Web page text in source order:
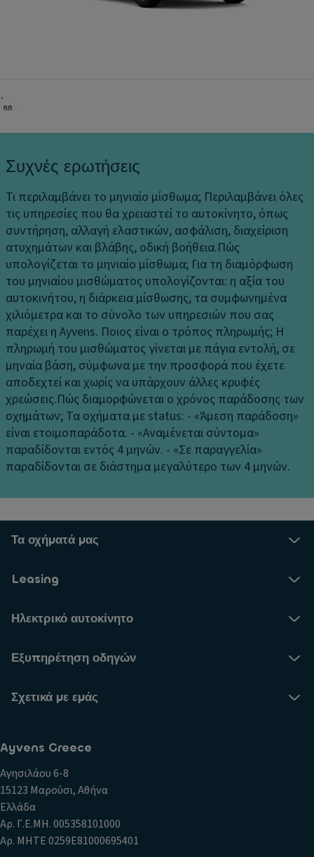
Ανάκτηση ενέργειας πέδησης
Αισθητήρες παρκαρίσματος πίσω & κάμερα
οπισθοπορείας
Προβολείς ομίχλης
Προειδοποίηση αλλαγής λωρίδας
Αισθητήρας προσπεράσματος
Φώτα πορείας LED
7 αερόσακοι
Πίσω κεντρική ζώνη ασφαλείας 3 σημείων
Προετοιμασία Isofix
Σύστημα εκκίνησης σε ανηφόρα
Συχνές ερωτήσεις
Τι περιλαμβάνει το μηνιαίο μίσθωμα; Περιλαμβάνει όλες
τις υπηρεσίες που θα χρειαστεί το αυτοκίνητο, όπως
συντήρηση, αλλαγή ελαστικών, ασφάλιση, διαχείριση
ατυχημάτων και βλάβης, οδική βοήθεια.Πώς
υπολογίζεται το μηνιαίο μίσθωμα; Για τη διαμόρφωση
του μηνιαίου μισθώματος υπολογίζονται: η αξία του
αυτοκινήτου, η διάρκεια μίσθωσης, τα συμφωνημένα
χιλιόμετρα και το σύνολο των υπηρεσιών που σας
παρέχει η Ayvens. Ποιος είναι ο τρόπος πληρωμής; Η
πληρωμή του μισθώματος γίνεται με πάγια εντολή, σε
μηναία βάση, σύμφωνα με την προσφορά που έχετε
αποδεχτεί και χωρίς να υπάρχουν άλλες κρυφές
χρεώσεις.Πώς διαμορφώνεται ο χρόνος παράδοσης των
οχημάτων; Τα οχήματα με status: - «Άμεση παράδοση»
είναι ετοιμοπαράδοτα. - «Αναμένεται σύντομα»
παραδίδονται εντός 4 μηνών. - «Σε παραγγελία»
παραδίδονται σε διάστημα μεγαλύτερο των 4 μηνών.
Τα οχήματά μας
Leasing
Ηλεκτρικό αυτοκίνητο
Εξυπηρέτηση οδηγών
Σχετικά με εμάς
Ayvens Greece
Αγησιλάου 6-8
15123 Μαρούσι, Αθήνα
Ελλάδα
Αρ. Γ.Ε.ΜΗ. 005358101000
Αρ. ΜΗΤΕ 0259E81000695401